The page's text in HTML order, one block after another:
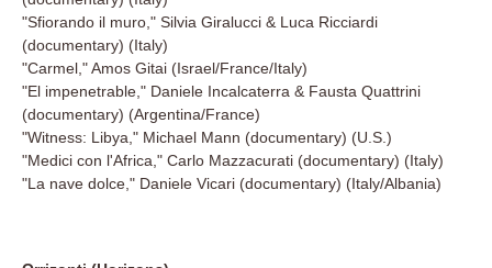
"Sfiorando il muro," Silvia Giralucci & Luca Ricciardi
(documentary) (Italy)
"Carmel," Amos Gitai (Israel/France/Italy)
"El impenetrable," Daniele Incalcaterra & Fausta Quattrini
(documentary) (Argentina/France)
"Witness: Libya," Michael Mann (documentary) (U.S.)
"Medici con l'Africa," Carlo Mazzacurati (documentary) (Italy)
"La nave dolce," Daniele Vicari (documentary) (Italy/Albania)